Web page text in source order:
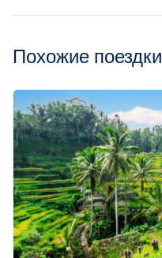
Похожие поездки